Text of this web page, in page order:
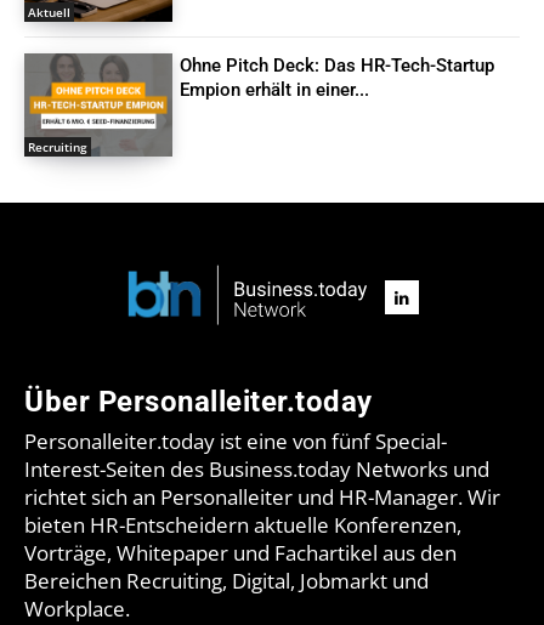
Aktuell
Recruiting
Ohne Pitch Deck: Das HR-Tech-Startup
Empion erhält in einer...
Über Personalleiter.today
Personalleiter.today ist eine von fünf Special-
Interest-Seiten des Business.today Networks und
richtet sich an Personalleiter und HR-Manager. Wir
bieten HR-Entscheidern aktuelle Konferenzen,
Vorträge, Whitepaper und Fachartikel aus den
Bereichen Recruiting, Digital, Jobmarkt und
Workplace.